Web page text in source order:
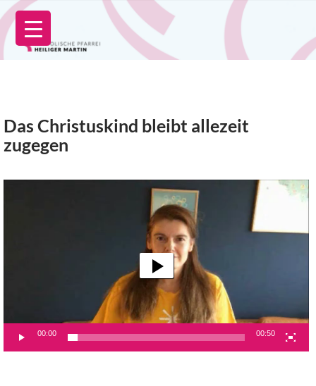
Zum
Inhalt
springen
Das Christuskind bleibt allezeit
zugegen
00:00 00:50